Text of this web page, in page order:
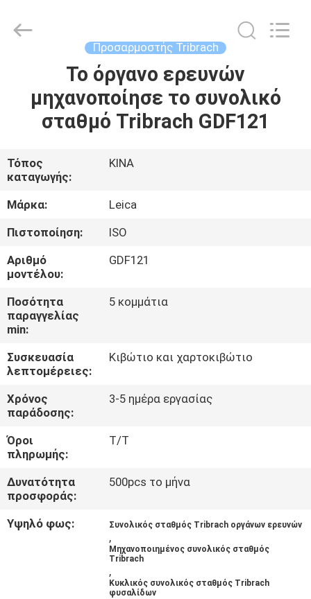
ΠΡΟΪΌΝΤΑ
ΠΕΡΊΠΟΥ
ΕΜΕΊΣ
ΓΎΡΟΣ
ΕΡΓΟΣΤΑΣΊΩΝ
ΠΟΙΟΤΙΚΌΣ
ΈΛΕΓΧΟΣ
ΜΑΣ
ΕΛΆΤΕ
ΣΕ
ΕΠΑΦΉ
ΜΕ
ΖΗΤΉΣΤΕ
ΈΝΑ
ΑΠΌΣΠΑΣΜΑ
Instrument
Co.,Ltd.
Προσαρμοστής Tribrach
Το όργανο ερευνών
μηχανοποίησε το συνολικό
σταθμό Tribrach GDF121
Τόπος
καταγωγής:
ΚΙΝΑ
Μάρκα:
Leica
Πιστοποίηση:
ISO
Αριθμό
μοντέλου:
GDF121
Ποσότητα
παραγγελίας
min:
5 κομμάτια
Συσκευασία
λεπτομέρειες:
Κιβώτιο και χαρτοκιβώτιο
Χρόνος
παράδοσης:
3-5 ημέρα εργασίας
Όροι
πληρωμής:
T/T
Δυνατότητα
προσφοράς:
500pcs το μήνα
Υψηλό φως: Συνολικός σταθμός Tribrach οργάνων ερευνών
,
Μηχανοποιημένος συνολικός σταθμός
Tribrach
,
Κυκλικός συνολικός σταθμός Tribrach
φυσαλίδων